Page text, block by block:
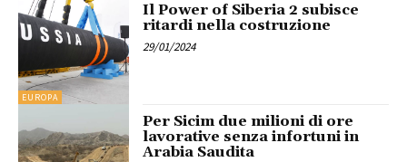
EUROPA
Il Power of Siberia 2 subisce
ritardi nella costruzione
29/01/2024
Per Sicim due milioni di ore
lavorative senza infortuni in
Arabia Saudita